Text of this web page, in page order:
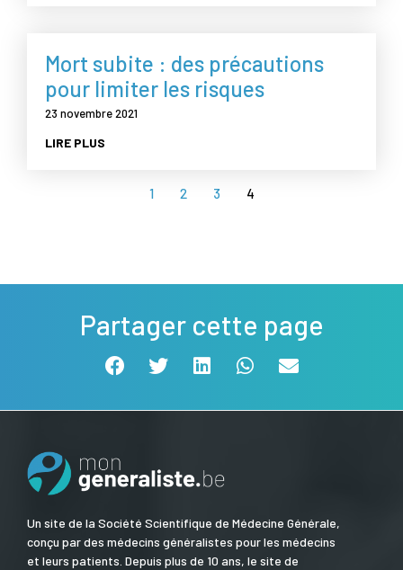
Mort subite : des précautions
pour limiter les risques
23 novembre 2021
LIRE PLUS
1 2 3 4
Partager cette page
Un site de la Société Scientifique de Médecine Générale,
conçu par des médecins généralistes pour les médecins
et leurs patients. Depuis plus de 10 ans, le site de